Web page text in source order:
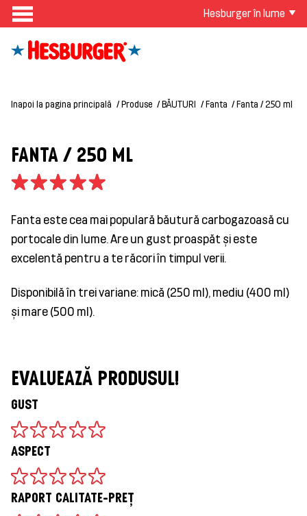
Hesburger în lume
Inapoi la pagina principală Produse BĂUTURI Fanta Fanta / 250 ml
FANTA / 250 ML
Fanta este cea mai populară băutură carbogazoasă cu
portocale din lume. Are un gust proaspăt și este
excelentă pentru a te răcori în timpul verii.
Disponibilă în trei variane: mică (250 ml), mediu (400 ml)
și mare (500 ml).
EVALUEAZĂ PRODUSUL!
GUST
ASPECT
RAPORT CALITATE-PREȚ